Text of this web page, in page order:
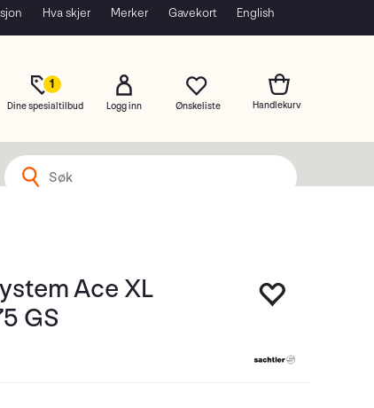
Hva skjer Merker Gavekort English
1
Dine spesialtilbud Logg inn
Ace XL
GS